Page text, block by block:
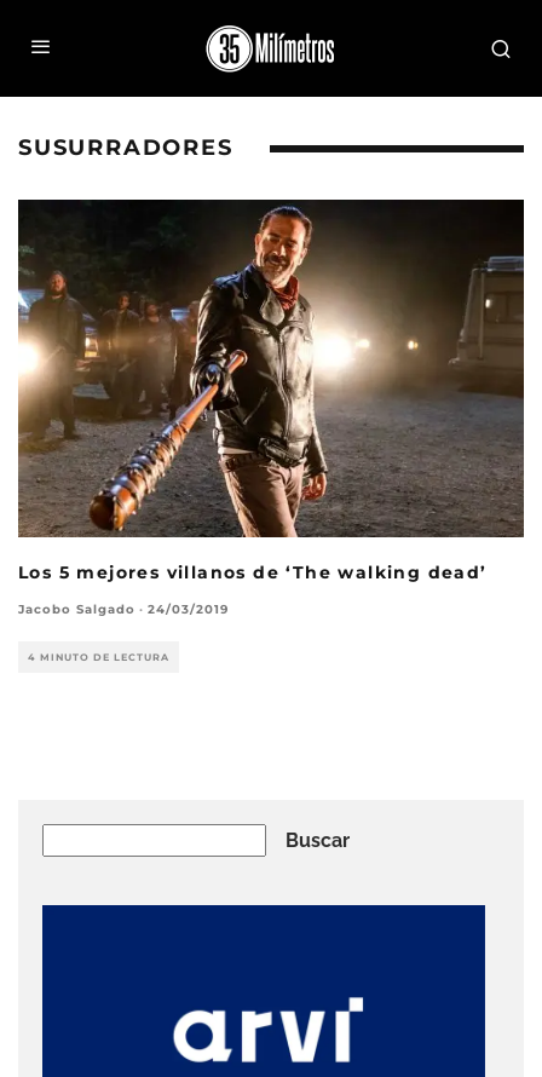
SUSURRADORES
Los 5 mejores villanos de ‘The walking dead’
Jacobo Salgado · 24/03/2019
4 MINUTO DE LECTURA
Buscar